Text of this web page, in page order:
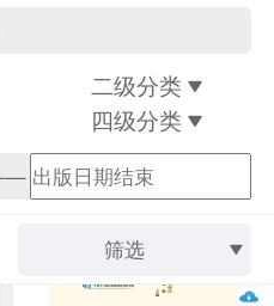
二级分类
四级分类
筛选